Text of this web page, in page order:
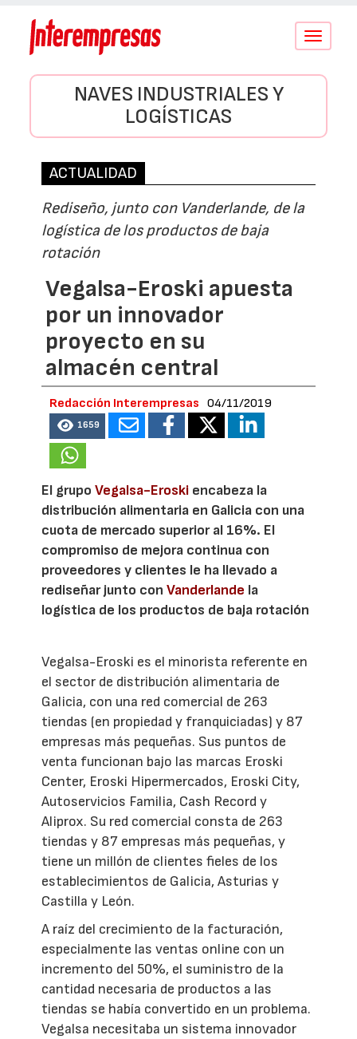
Conmutar
NAVES INDUSTRIALES Y
LOGÍSTICAS
ACTUALIDAD
Rediseño, junto con Vanderlande, de la
logística de los productos de baja
rotación
Vegalsa-Eroski apuesta
por un innovador
proyecto en su
almacén central
Redacción Interempresas 04/11/2019
1659
El grupoVegalsa-Eroski encabeza la
distribución alimentaria en Galicia con una
cuota de mercado superior al 16%. El
compromiso de mejora continua con
proveedores y clientes le ha llevado a
rediseñar junto conVanderlande la
logística de los productos de baja rotación
Vegalsa-Eroski es el minorista referente en
el sector de distribución alimentaria de
Galicia, con una red comercial de 263
tiendas (en propiedad y franquiciadas) y 87
empresas más pequeñas. Sus puntos de
venta funcionan bajo las marcas Eroski
Center, Eroski Hipermercados, Eroski City,
Autoservicios Familia, Cash Record y
Aliprox. Su red comercial consta de 263
tiendas y 87 empresas más pequeñas, y
tiene un millón de clientes fieles de los
establecimientos de Galicia, Asturias y
Castilla y León.
A raíz del crecimiento de la facturación,
especialmente las ventas online con un
incremento del 50%, el suministro de la
cantidad necesaria de productos a las
tiendas se había convertido en un problema.
Vegalsa necesitaba un sistema innovador